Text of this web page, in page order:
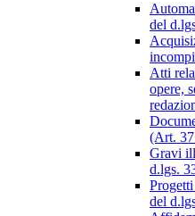
del
Atti
opere,
(Art.
Gravi
d.lgs.
del